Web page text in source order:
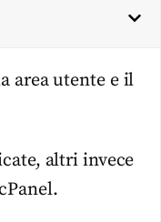
area utente e il
altri invece